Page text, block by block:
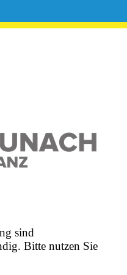
sind
Bitte nutzen Sie